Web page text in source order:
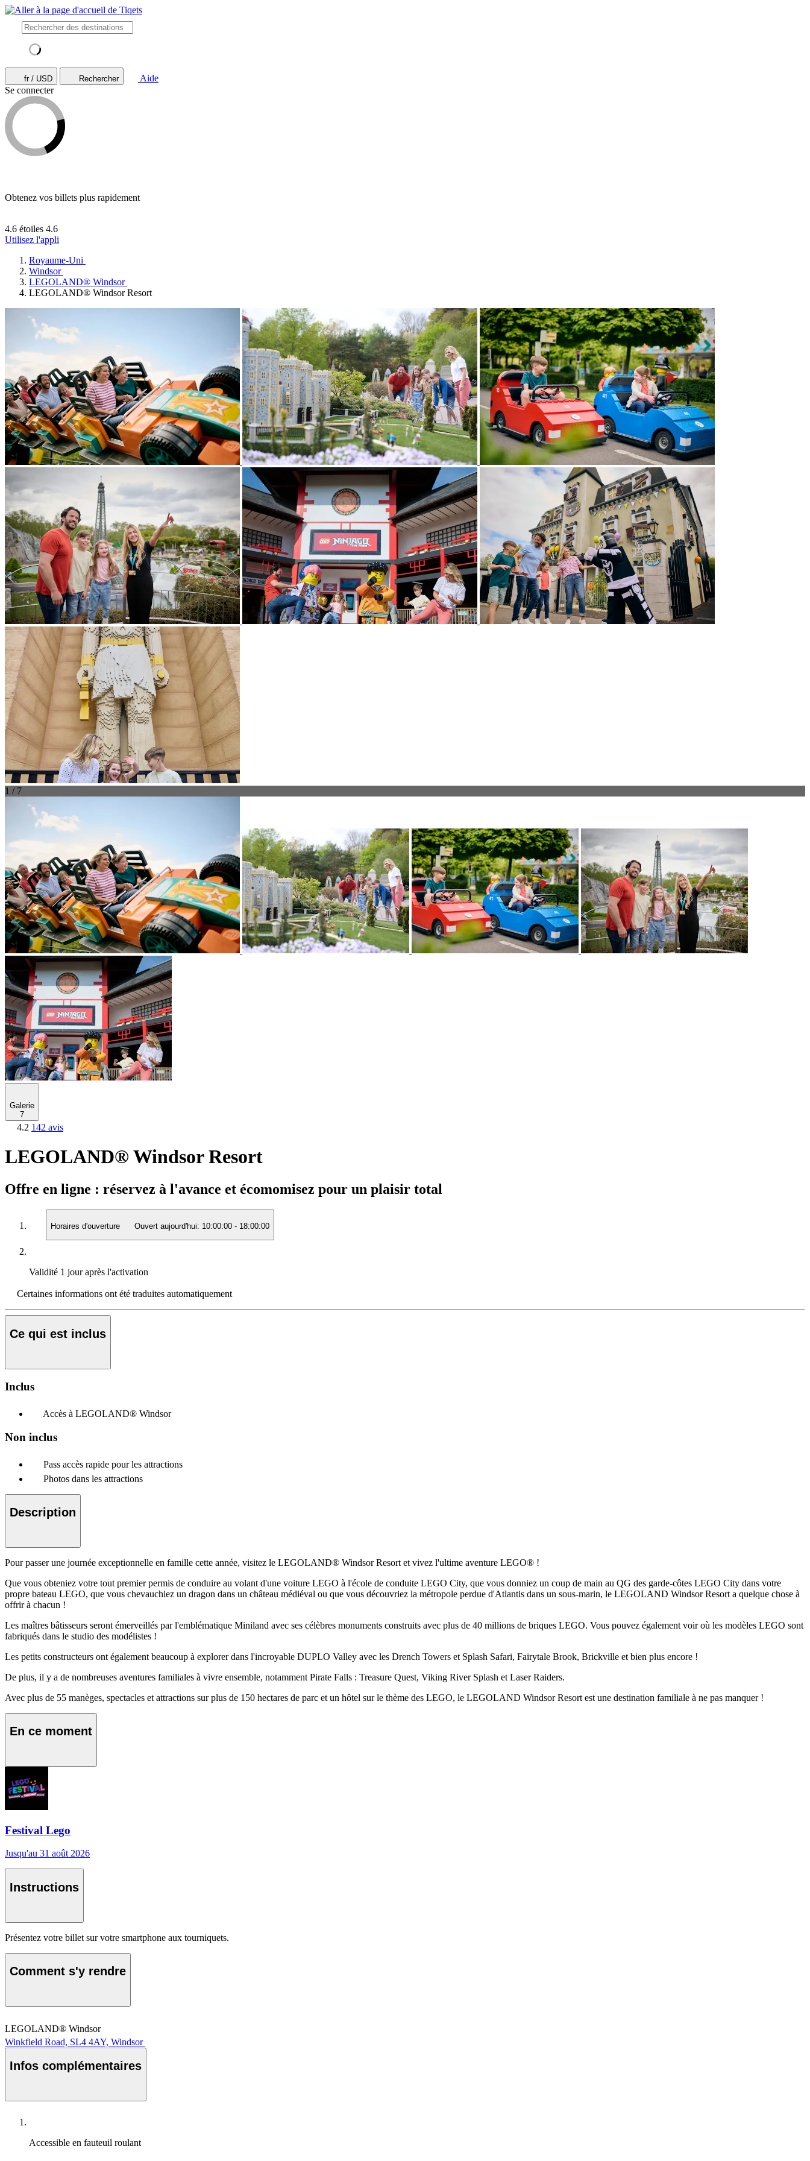
fr / USD Rechercher
Aide
Se connecter
Obtenez vos billets plus rapidement
4.6 étoiles 4.6
Utilisez l'appli
Royaume-Uni
Windsor
LEGOLAND® Windsor
LEGOLAND® Windsor Resort
1 / 7
Galerie
7
4.2 142 avis
LEGOLAND® Windsor Resort
Offre en ligne : réservez à l'avance et écomomisez pour un plaisir total
Horaires d'ouverture Ouvert aujourd'hui: 10:00:00 - 18:00:00
Validité 1 jour après l'activation
Certaines informations ont été traduites automatiquement
Ce qui est inclus
Inclus
Accès à LEGOLAND® Windsor
Non inclus
Pass accès rapide pour les attractions
Photos dans les attractions
Description
Pour passer une journée exceptionnelle en famille cette année, visitez le LEGOLAND® Windsor Resort et vivez l'ultime aventure LEGO® !
Que vous obteniez votre tout premier permis de conduire au volant d'une voiture LEGO à l'école de conduite LEGO City, que vous donniez un coup de main au QG des garde-côtes LEGO City dans votre
propre bateau LEGO, que vous chevauchiez un dragon dans un château médiéval ou que vous découvriez la métropole perdue d'Atlantis dans un sous-marin, le LEGOLAND Windsor Resort a quelque chose à
offrir à chacun !
Les maîtres bâtisseurs seront émerveillés par l'emblématique Miniland avec ses célèbres monuments construits avec plus de 40 millions de briques LEGO. Vous pouvez également voir où les modèles LEGO sont
fabriqués dans le studio des modélistes !
Les petits constructeurs ont également beaucoup à explorer dans l'incroyable DUPLO Valley avec les Drench Towers et Splash Safari, Fairytale Brook, Brickville et bien plus encore !
De plus, il y a de nombreuses aventures familiales à vivre ensemble, notamment Pirate Falls : Treasure Quest, Viking River Splash et Laser Raiders.
Avec plus de 55 manèges, spectacles et attractions sur plus de 150 hectares de parc et un hôtel sur le thème des LEGO, le LEGOLAND Windsor Resort est une destination familiale à ne pas manquer !
En ce moment
Festival Lego
Jusqu'au 31 août 2026
Instructions
Présentez votre billet sur votre smartphone aux tourniquets.
Comment s'y rendre
LEGOLAND® Windsor
Winkfield Road, SL4 4AY, Windsor
Infos complémentaires
Accessible en fauteuil roulant